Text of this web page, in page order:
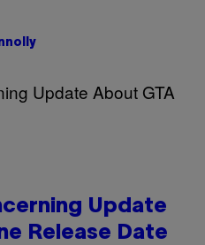
Update
Release Date